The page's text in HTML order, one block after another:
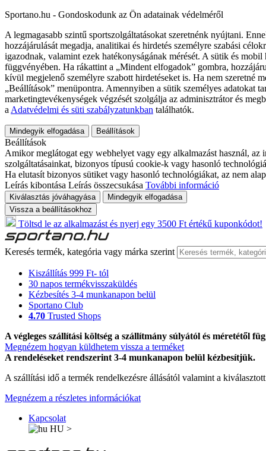
Sportano.hu - Gondoskodunk az Ön adatainak védelméről
A legmagasabb szintű sportszolgáltatásokat szeretnénk nyújtani.
hozzájárulását megadja, analitikai és hirdetés személyre szabási
igazodnak, valamint ezek hatékonyságának mérését. A sütik és
függvényében. Ha rákattint a „Mindent elfogadok” gombra,
kívül megjelenő személyre szabott hirdetéseket is. Ha nem szeretné
„Beállítások” menüpontra. Amennyiben a sütik személyes adatokat
marketingtevékenységek végzését szolgálja az adminisztrátor és
a Adatvédelmi és süti szabályzatunkban találhatók.
Mindegyik elfogadása Beállítások
Beállítások
Amikor meglátogat egy webhelyet vagy egy alkalmazást használ,
szolgáltatásainkat, bizonyos típusú cookie-k vagy hasonló
Ha elutasít bizonyos sütiket vagy hasonló technológiákat, az nem
Leírás kibontása Leírás összecsukása További információ
Kiválasztás jóváhagyása
Mindegyik elfogadása
Vissza a beállításokhoz
Töltsd le az alkalmazást és nyerj egy 3500 Ft értékű kuponkódot!
Keresés termék, kategória vagy márka szerint
Kiszállítás 999 Ft- tól
30 napos termékvisszaküldés
Kézbesítés 3-4 munkanapon belül
Sportano Club
4.70 Trusted Shops
A végleges szállítási költség a szállítmány súlyától és méretétől
Megnézem hogyan küldhetem vissza a terméket
A rendeléseket rendszerint 3-4 munkanapon belül kézbesítjük.
A szállítási idő a termék rendelkezésre állásától valamint a
Megnézem a részletes információkat
Kapcsolat
HU >